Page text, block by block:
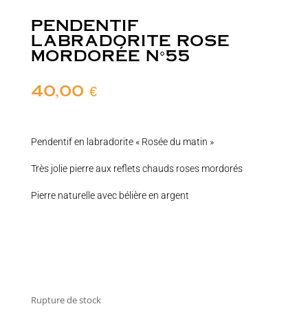
PENDENTIF
LABRADORITE ROSE
MORDORÉE N°55
40,00 €
Pendentif en labradorite « Rosée du matin »
Très jolie pierre aux reflets chauds roses mordorés
Pierre naturelle avec bélière en argent
Rupture de stock